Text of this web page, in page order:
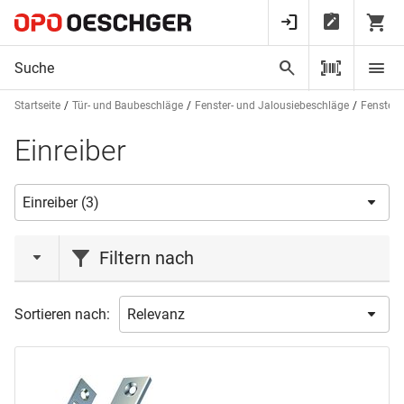
Startseite Tür- und Baubeschläge Fenster- und Jalousiebeschläge
Einreiber
Filtern nach
FUHR (1)
Sortieren nach: